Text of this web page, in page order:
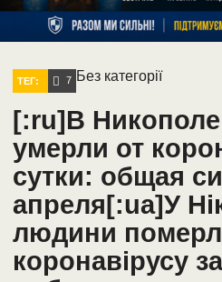
Без категорії
ТЕГ: 7
[:ru]В Никополе
умерли от
сутки: общая
апреля[:ua]У
людини
коронавірусу